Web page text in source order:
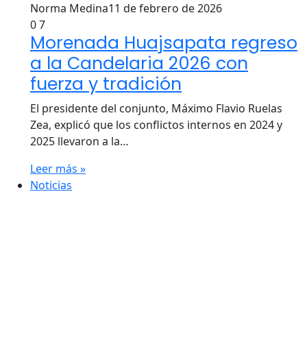
Norma Medina11 de febrero de 2026
07
Morenada Huajsapata regreso
a la Candelaria 2026 con
fuerza y tradición
El presidente del conjunto, Máximo Flavio Ruelas
Zea, explicó que los conflictos internos en 2024 y
2025 llevaron a la…
Leer más »
Noticias